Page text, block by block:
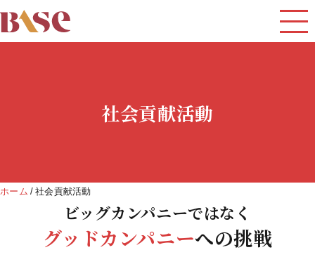
社会貢献活動
ホーム 社会貢献活動
ビッグカンパニーではなく
グッドカンパニーへの挑戦